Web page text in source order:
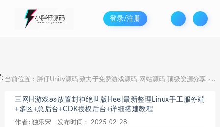
登录/注册
'; 当前位置： 胖仔Unity源码|致力于免费游戏源码-网站源码-顶级资源分享 > 三
三网H游戏ʚʚ放置封神绝世版Hɞɞ|最新整理Linux手工服务端
+多区+总后台+CDK授权后台+详细搭建教程
作者 : 独乐宋 发布时间： 2025-02-28